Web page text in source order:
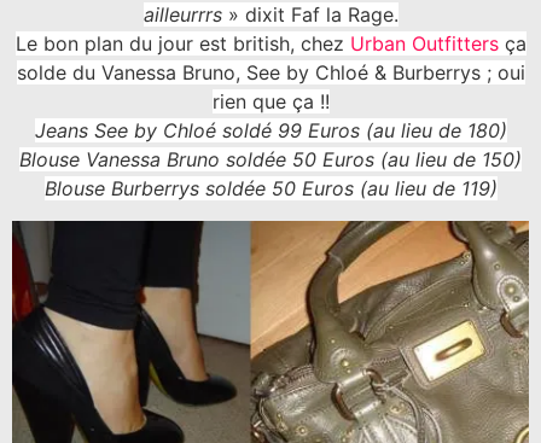
ailleurrrs» dixit Faf la Rage.
Le bon plan du jour est british, chez Urban Outfittersça
solde du Vanessa Bruno, See by Chloé & Burberrys ; oui
rien que ça !!
Jeans See by Chloé soldé 99 Euros (au lieu de 180)
Blouse Vanessa Bruno soldée 50 Euros (au lieu de 150)
Blouse Burberrys soldée 50 Euros (au lieu de 119)